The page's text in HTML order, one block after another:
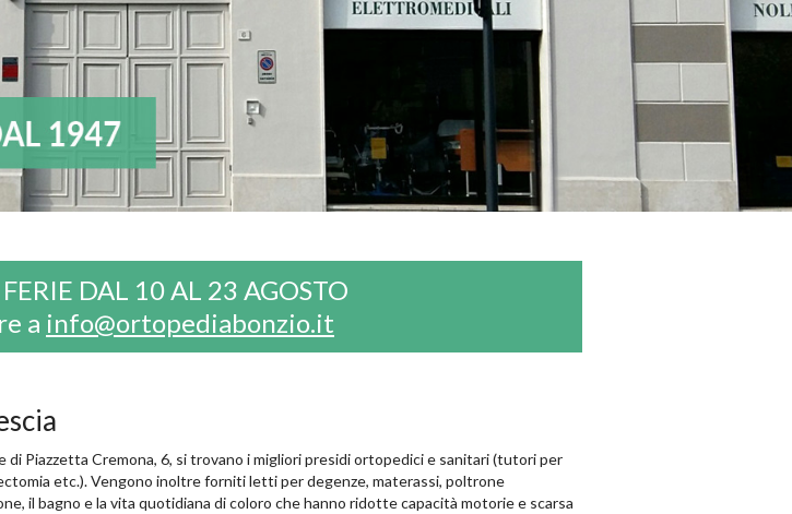
ATTREZZAURE
ASL/INAIL
DAL 10 AL 23 AGOSTO
a info@ortopediabonzio.it
Piazzetta Cremona, 6, si trovano i migliori presidi ortopedici e sanitari (tutori per
etc.). Vengono inoltre forniti letti per degenze, materassi, poltrone
il bagno e la vita quotidiana di coloro che hanno ridotte capacità motorie e scarsa